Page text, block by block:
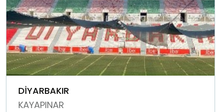
DİYARBAKIR
KAYAPINAR